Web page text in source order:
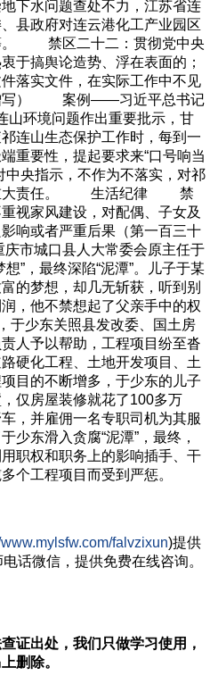
下水问题查处不力，江苏省连
县政府对连云港化工产业园区
。 禁区二十二：贯彻党中央
于搞舆论造势、浮在表面的；
落实文件，在实际工作中不见
增写） 案例——习近平总书记
山环境问题作出重要批示，甘
连山生态保护工作时，每到一
重要性，提起要求来“口号响当
中央指示，不作为不落实，对祁
重大责任。 生活纪律 禁
视家风建设，对配偶、子女及
响或者严重后果（第一百三十
城口县人大常委会原主任于
”，最终深陷“泥潭”。儿子于某
的梦想，却几无斩获，听到别
，他不禁想起了父亲手中的权
于少东关照县发改委、国土房
人予以帮助，工程项目纷至沓
硬化工程、土地开发项目、土
的不断增多，于少东的儿子
仅房屋装修就花了100多万
，并雇佣一名专职司机为其服
少东滑入贪腐“泥潭”，最终，
职权和职务上的影响插手、干
多个工程项目而受到严惩。
www.mylsfw.com/falvzixun)提供
话微信，提供免费在线咨询。
证出处，我们只做学习使用，
删除。